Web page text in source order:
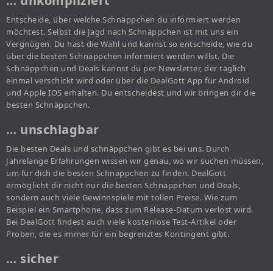
Entscheide, über welche Schnäppchen du informiert werden
möchtest. Selbst die Jagd nach Schnäppchen ist mit uns ein
Vergnügen. Du hast die Wahl und kannst so entscheide, wie du
über die besten Schnäppchen informiert werden willst. Die
Schnäppchen und Deals kannst du per Newsletter, der täglich
einmal verschickt wird oder über die DealGott App für Android
und Apple IOS erhalten. Du entscheidest und wir bringen dir die
besten Schnäppchen.
… unschlagbar
Die besten Deals und schnäppchen gibt es bei uns. Durch
Jahrelange Erfahrungen wissen wir genau, wo wir suchen müssen,
um für dich die besten Schnäppchen zu finden. DealGott
ermöglicht dir nicht nur die besten Schnäppchen und Deals,
sondern auch viele Gewinnspiele mit tollen Preise. Wie zum
Beispiel ein Smartphone, dass zum Release-Datum verlost wird.
Bei DealGott findest auch viele kostenlose Test-Artikel oder
Proben, die es immer für ein begrenztes Kontingent gibt.
… sicher